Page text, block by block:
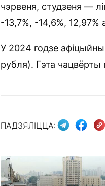
чэрвеня, студзеня —
-13,7%, -14,6%, 12,97%
У 2024 годзе
рубля). Гэта
ПАДЗЯЛІЦЦА: